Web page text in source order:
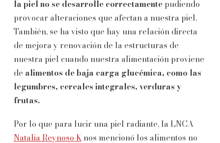
la piel no se desarrolle correctamente pudiendo
provocar alteraciones que afectan a nuestra piel.
También, se ha visto que hay una relación directa
de mejora y renovación de la estructuras de
nuestra piel cuando nuestra alimentación proviene
de alimentos de baja carga glucémica, como las
legumbres, cereales integrales, verduras y
frutas.
Por lo que para lucir una piel radiante, la LNCA
Natalia Reynoso K nos mencionó los alimentos no